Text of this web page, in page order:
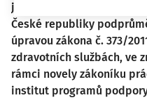
jiným zemím v Evropské
České republiky
úpravou zákona č. 373/
zdravotních službách, ve
rámci novely zákoníku
institut programů